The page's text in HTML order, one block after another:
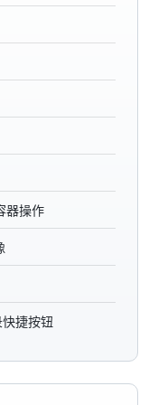
器操作
捷按钮